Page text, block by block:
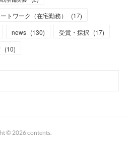
トワーク（在宅勤務） (17)
news (130) 受賞・採択 (17)
(10)
©2026contents.